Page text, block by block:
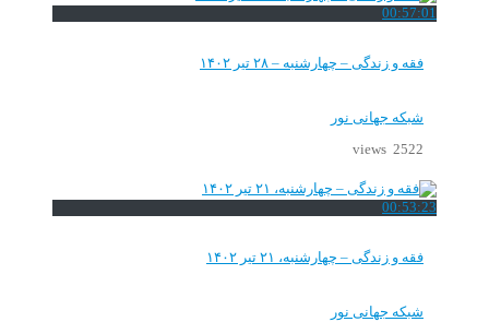
00:57:01
فقه و زندگی – چهارشنبه – ۲۸ تیر ۱۴۰۲
شبکه جهانی نور
2522 views
00:53:23
فقه و زندگی – چهارشنبه، ۲۱ تیر ۱۴۰۲
شبکه جهانی نور